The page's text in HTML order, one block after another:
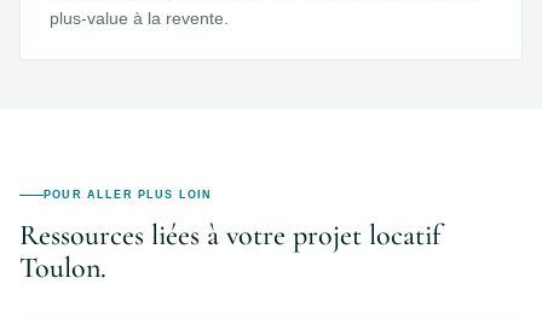
plus-value à la revente.
POUR ALLER PLUS LOIN
Ressources liées à votre projet locatif
Toulon.